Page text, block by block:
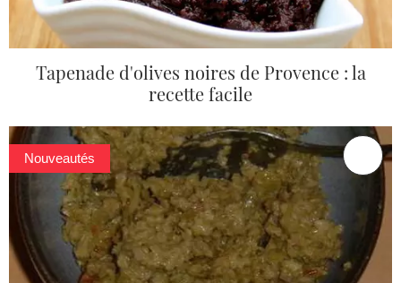
Tapenade d'olives noires de Provence : la
recette facile
Nouveautés